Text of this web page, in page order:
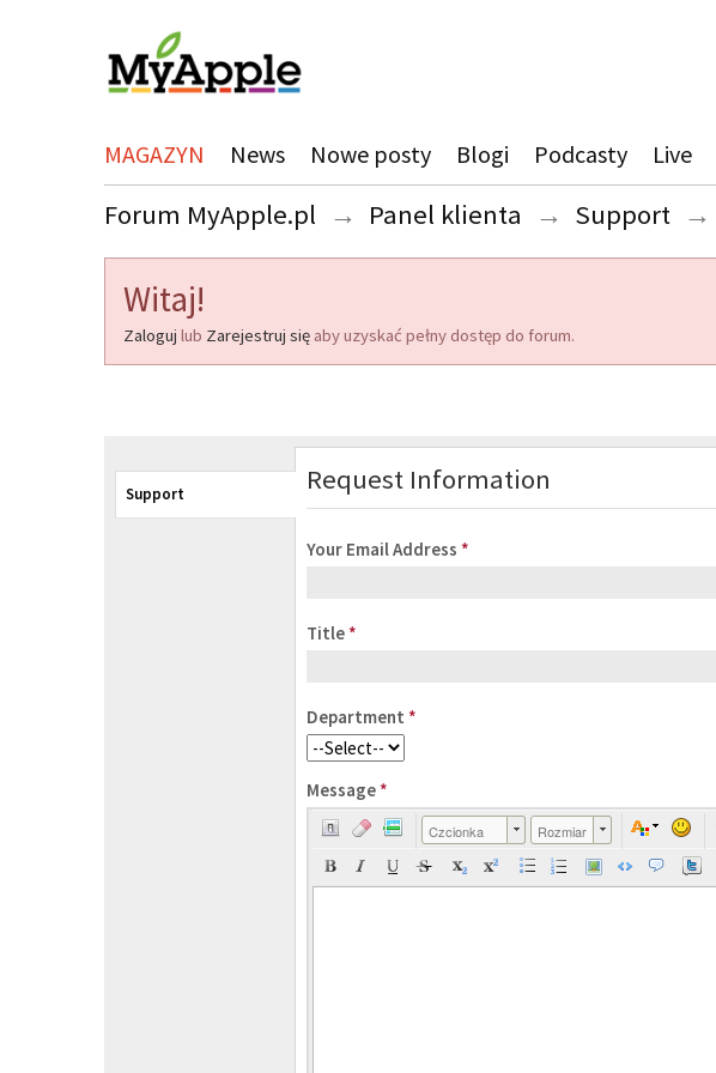
MAGAZYN News Nowe posty Blogi Podcasty Live
Forum MyApple.pl → Panel klienta → Support →
Witaj!
Zaloguj lub Zarejestruj się aby uzyskać pełny dostęp do forum.
Support Request Information
Your Email Address *
Title *
Department *
Message *
Czcionka Rozmiar